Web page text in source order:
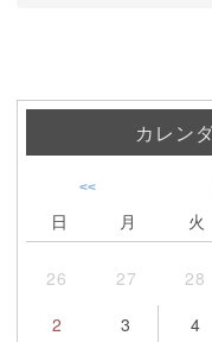
カレン
<<
日 月 火
26 27 28
2
3 4